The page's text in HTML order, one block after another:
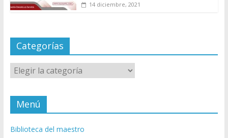
14 diciembre, 2021
Categorías
Categorías
Menú
Biblioteca del maestro